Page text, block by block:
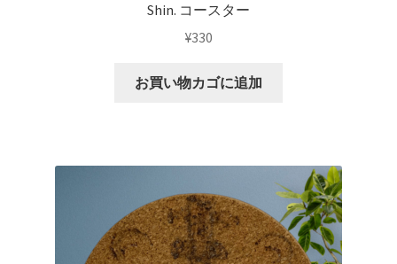
Shin. コースター
¥330
お買い物カゴに追加